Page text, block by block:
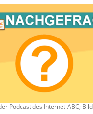
Podcast des Internet-ABC;